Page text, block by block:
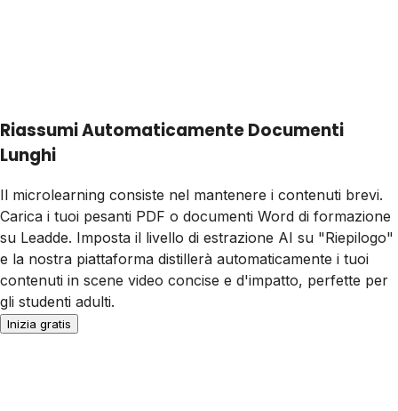
Riassumi Automaticamente Documenti
Lunghi
Il microlearning consiste nel mantenere i contenuti brevi.
Carica i tuoi pesanti PDF o documenti Word di formazione
su Leadde. Imposta il livello di estrazione AI su "Riepilogo"
e la nostra piattaforma distillerà automaticamente i tuoi
contenuti in scene video concise e d'impatto, perfette per
gli studenti adulti.
Inizia gratis